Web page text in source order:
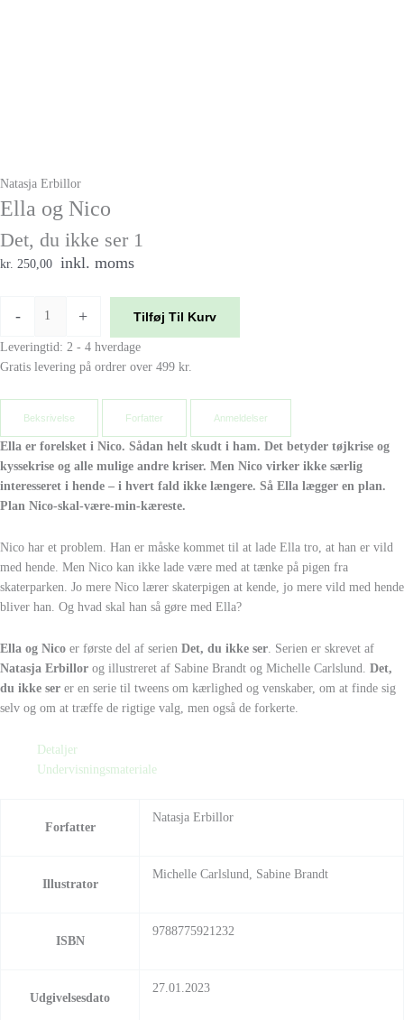
Natasja Erbillor
Ella og Nico
Det, du ikke ser 1
kr. 250,00 inkl. moms
- + Tilføj Til Kurv
Leveringtid: 2 - 4 hverdage
Gratis levering på ordrer over 499 kr.
Beksrivelse Forfatter Anmeldelser
Ella er forelsket i Nico. Sådan helt skudt i ham. Det betyder tøjkrise og
kyssekrise og alle mulige andre kriser. Men Nico virker ikke særlig
interesseret i hende – i hvert fald ikke længere. Så Ella lægger en plan.
Plan Nico-skal-være-min-kæreste.
Nico har et problem. Han er måske kommet til at lade Ella tro, at han er vild
med hende. Men Nico kan ikke lade være med at tænke på pigen fra
skaterparken. Jo mere Nico lærer skaterpigen at kende, jo mere vild med hende
bliver han. Og hvad skal han så gøre med Ella?
Ella og Nico er første del af serien Det, du ikke ser. Serien er skrevet af
Natasja Erbillor og illustreret af Sabine Brandt og Michelle Carlslund. Det,
du ikke ser er en serie til tweens om kærlighed og venskaber, om at finde sig
selv og om at træffe de rigtige valg, men også de forkerte.
Detaljer
Undervisningsmateriale
Forfatter
Natasja Erbillor
Illustrator
Michelle Carlslund, Sabine Brandt
ISBN
9788775921232
Udgivelsesdato
27.01.2023